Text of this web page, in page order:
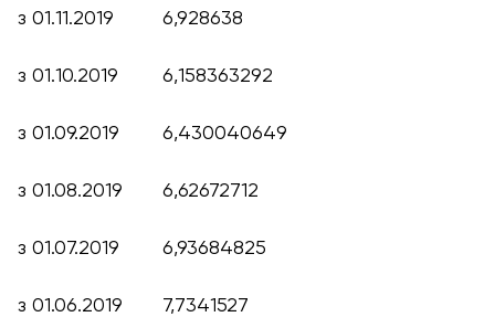
з 01.11.2019 6,928638
з 01.10.2019 6,158363292
з 01.09.2019 6,430040649
з 01.08.2019 6,62672712
з 01.07.2019 6,93684825
з 01.06.2019 7,7341527